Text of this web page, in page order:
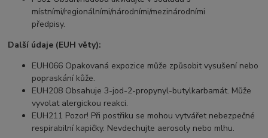
místními/regionálními/národními/mezinárodními
předpisy.
Další údaje (EUH věty):
EUH066 Opakovaná expozice může způsobit vysušení nebo
popraskání kůže.
EUH208 Obsahuje 3-jod-2-propynyl-butylkarbamát. Může
vyvolat alergickou reakci.
EUH211 Pozor! Při postřiku se mohou vytvářet nebezpečné
respirabilní kapičky. Nevdechujte aerosoly nebo mlhu.